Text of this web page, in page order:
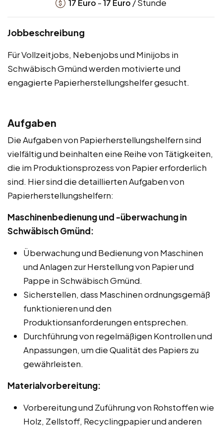
17 Euro -17 Euro / Stunde
Jobbeschreibung
Für Vollzeitjobs, Nebenjobs und Minijobs in
Schwäbisch Gmünd werden motivierte und
engagierte Papierherstellungshelfer gesucht.
Aufgaben
Die Aufgaben von Papierherstellungshelfern sind
vielfältig und beinhalten eine Reihe von Tätigkeiten,
die im Produktionsprozess von Papier erforderlich
sind. Hier sind die detaillierten Aufgaben von
Papierherstellungshelfern:
Maschinenbedienung und -überwachung in
Schwäbisch Gmünd:
Überwachung und Bedienung von Maschinen
und Anlagen zur Herstellung von Papier und
Pappe in Schwäbisch Gmünd.
Sicherstellen, dass Maschinen ordnungsgemäß
funktionieren und den
Produktionsanforderungen entsprechen.
Durchführung von regelmäßigen Kontrollen und
Anpassungen, um die Qualität des Papiers zu
gewährleisten.
Materialvorbereitung:
Vorbereitung und Zuführung von Rohstoffen wie
Holz, Zellstoff, Recyclingpapier und anderen